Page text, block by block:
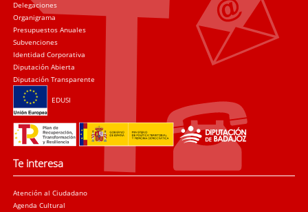
Delegaciones
Organigrama
Presupuestos Anuales
Subvenciones
Identidad Corporativa
Diputación Abierta
Diputación Transparente
EDUSI
Te interesa
Atención al Ciudadano
Agenda Cultural